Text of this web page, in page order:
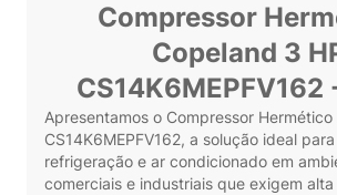
Compressor
Copeland 3
CS14K6MEPFV162
Apresentamos o Compressor
CS14K6MEPFV162, a solução ideal
refrigeração e ar condicionado em
comerciais e industriais que exigem